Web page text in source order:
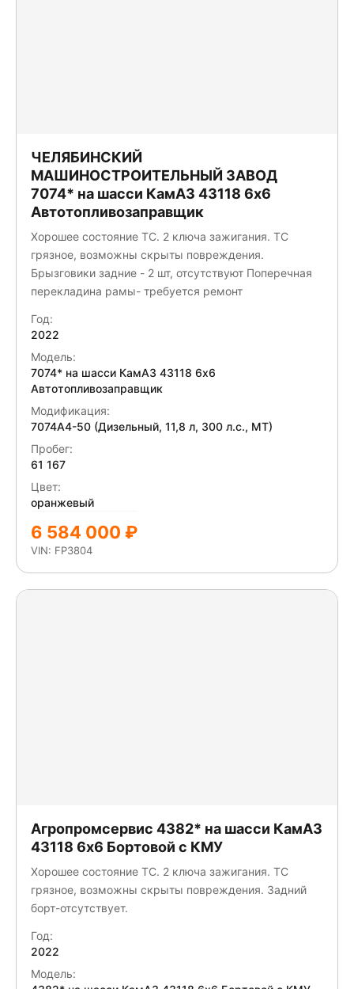
ЧЕЛЯБИНСКИЙ
МАШИНОСТРОИТЕЛЬНЫЙ ЗАВОД
7074* на шасси КамАЗ 43118 6x6
Автотопливозаправщик
Хорошее состояние ТС. 2 ключа зажигания. ТС
грязное, возможны скрыты повреждения.
Брызговики задние - 2 шт, отсутствуют Поперечная
перекладина рамы- требуется ремонт
Год:
2022
Модель:
7074* на шасси КамАЗ 43118 6x6
Автотопливозаправщик
Модификация:
7074А4-50 (Дизельный, 11,8 л, 300 л.с., МТ)
Пробег:
61 167
Цвет:
оранжевый
6 584 000 ₽
VIN: FP3804
Агропромсервис 4382* на шасси КамАЗ
43118 6x6 Бортовой с КМУ
Хорошее состояние ТС. 2 ключа зажигания. ТС
грязное, возможны скрыты повреждения. Задний
борт-отсутствует.
Год:
2022
Модель: